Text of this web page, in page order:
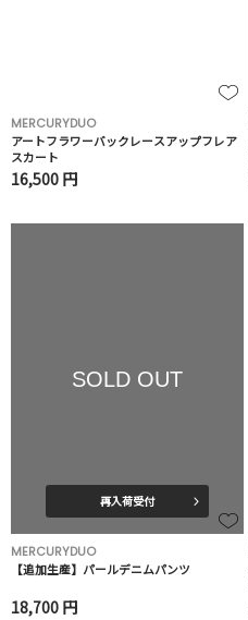
MERCURYDUO
アートフラワーバックレースアップフレア
スカート
16,500 円
SOLD OUT
再入荷受付
MERCURYDUO
【追加生産】パールデニムパンツ
18,700 円